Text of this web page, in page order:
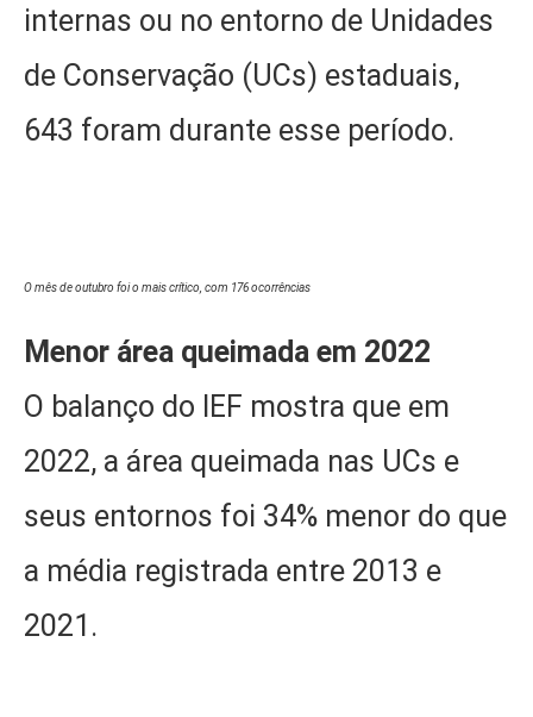
internas ou no entorno de Unidades
de Conservação (UCs) estaduais,
643 foram durante esse período.
O mês de outubro foi o mais crítico, com 176 ocorrências
Menor área queimada em 2022
O balanço do IEF mostra que em
2022, a área queimada nas UCs e
seus entornos foi 34% menor do que
a média registrada entre 2013 e
2021.